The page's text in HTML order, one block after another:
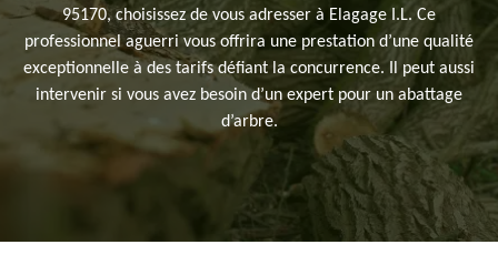
95170, choisissez de vous adresser à Elagage I.L. Ce
professionnel aguerri vous offrira une prestation d’une qualité
exceptionnelle à des tarifs défiant la concurrence. Il peut aussi
intervenir si vous avez besoin d’un expert pour un abattage
d’arbre.